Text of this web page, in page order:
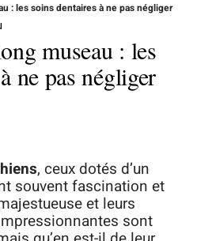
: les soins dentaires à ne pas négliger
museau : les
ne pas négliger
, ceux dotés d’un
souvent fascination et
et leurs
sont